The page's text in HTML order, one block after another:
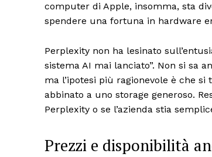
computer di Apple, insomma, sta
spendere una fortuna in hardware
Perplexity non ha lesinato
sistema AI mai lanciato”. Non si sa
ma l’ipotesi più ragionevole è che
abbinato a uno storage generoso.
Perplexity o se l’azienda stia
Prezzi e disponibilità